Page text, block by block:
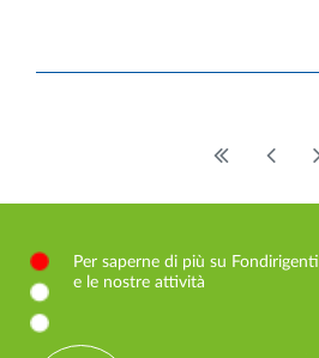
Per saperne di più su Fondirigenti
e le nostre attività